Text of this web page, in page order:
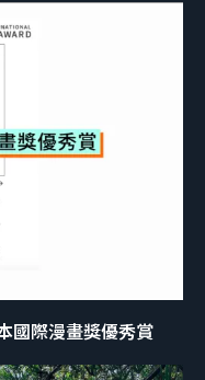
國際漫畫獎優秀賞